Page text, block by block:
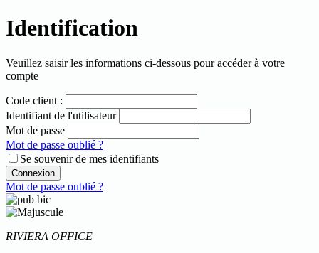
Identification
Veuillez saisir les informations ci-dessous pour accéder à votre
compte
Code client :
Identifiant de l'utilisateur
Mot de passe
Mot de passe oublié ?
Se souvenir de mes identifiants
Connexion
Mot de passe oublié ?
RIVIERA OFFICE